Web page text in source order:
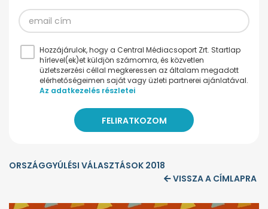
Hozzájárulok, hogy a Central Médiacsoport Zrt. Startlap
hírlevel(ek)et küldjön számomra, és közvetlen
üzletszerzési céllal megkeressen az általam megadott
elérhetőségeimen saját vagy üzleti partnerei ajánlatával.
Az adatkezelés részletei
ORSZÁGGYÚLÉSI VÁLASZTÁSOK 2018
VISSZA A CÍMLAPRA